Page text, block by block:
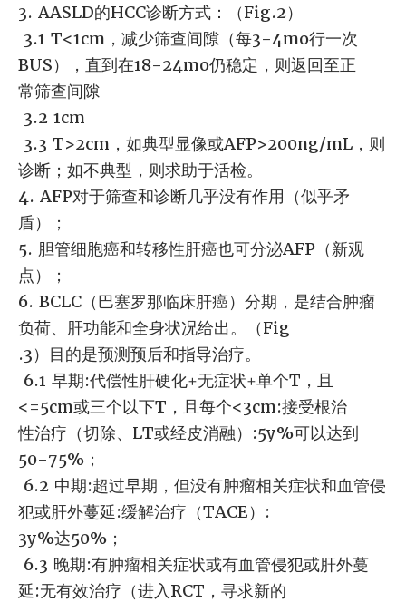
3. AASLD的HCC诊断方式：（Fig.2）
3.1 T<1cm，减少筛查间隙（每3-4mo行一次
BUS），直到在18-24mo仍稳定，则返回至正
常筛查间隙
3.2 1cm
3.3 T>2cm，如典型显像或AFP>200ng/mL，则
诊断；如不典型，则求助于活检。
4. AFP对于筛查和诊断几乎没有作用（似乎矛
盾）；
5. 胆管细胞癌和转移性肝癌也可分泌AFP（新观
点）；
6. BCLC（巴塞罗那临床肝癌）分期，是结合肿瘤
负荷、肝功能和全身状况给出。（Fig
.3）目的是预测预后和指导治疗。
6.1 早期:代偿性肝硬化+无症状+单个T，且
<=5cm或三个以下T，且每个<3cm:接受根治
性治疗（切除、LT或经皮消融）:5y%可以达到
50-75%；
6.2 中期:超过早期，但没有肿瘤相关症状和血管侵
犯或肝外蔓延:缓解治疗（TACE）:
3y%达50%；
6.3 晚期:有肿瘤相关症状或有血管侵犯或肝外蔓
延:无有效治疗（进入RCT，寻求新的